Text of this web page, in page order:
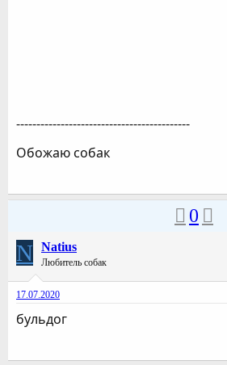
-------------------------------------------
Обожаю собак
0
N Natius
Любитель собак
17.07.2020
бульдог